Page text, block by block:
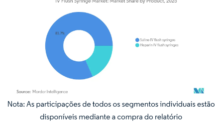
Imagem © Mordor Intelligence. O reuso requer atribuição conforme CC BY 4.0.